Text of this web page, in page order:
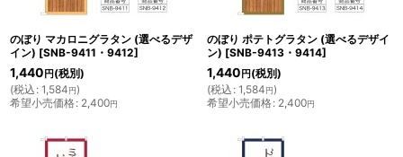
のぼり マカロニグラタン (選べるデザ
イン) [SNB-9411・9412]
1,440 円 (税別)
(税込 : 1,584円)
希望小売価格: 2,400円
のぼり ポテトグラタン (選べるデザイ
ン) [SNB-9413・9414]
1,440 円 (税別)
(税込 : 1,584円)
希望小売価格: 2,400円